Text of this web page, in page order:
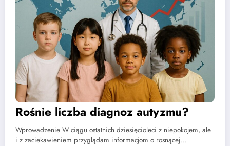
Rośnie liczba diagnoz autyzmu?
Wprowadzenie W ciągu ostatnich dziesięcioleci z niepokojem, ale
i z zaciekawieniem przyglądam informacjom o rosnącej…